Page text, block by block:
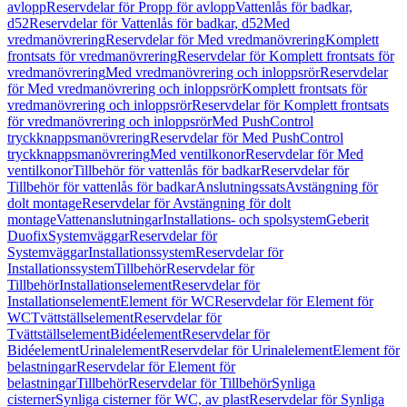
avloppReservdelar för Propp för avloppVattenlås för badkar,
d52Reservdelar för Vattenlås för badkar, d52Med
vredmanövreringReservdelar för Med vredmanövreringKomplett
frontsats för vredmanövreringReservdelar för Komplett frontsats för
vredmanövreringMed vredmanövrering och inloppsrörReservdelar
för Med vredmanövrering och inloppsrörKomplett frontsats för
vredmanövrering och inloppsrörReservdelar för Komplett frontsats
för vredmanövrering och inloppsrörMed PushControl
tryckknappsmanövreringReservdelar för Med PushControl
tryckknappsmanövreringMed ventilkonorReservdelar för Med
ventilkonorTillbehör för vattenlås för badkarReservdelar för
Tillbehör för vattenlås för badkarAnslutningssatsAvstängning för
dolt montageReservdelar för Avstängning för dolt
montageVattenanslutningarInstallations- och spolsystemGeberit
DuofixSystemväggarReservdelar för
SystemväggarInstallationssystemReservdelar för
InstallationssystemTillbehörReservdelar för
TillbehörInstallationselementReservdelar för
InstallationselementElement för WCReservdelar för Element för
WCTvättställselementReservdelar för
TvättställselementBidéelementReservdelar för
BidéelementUrinalelementReservdelar för UrinalelementElement för
belastningarReservdelar för Element för
belastningarTillbehörReservdelar för TillbehörSynliga
cisternerSynliga cisterner för WC, av plastReservdelar för Synliga